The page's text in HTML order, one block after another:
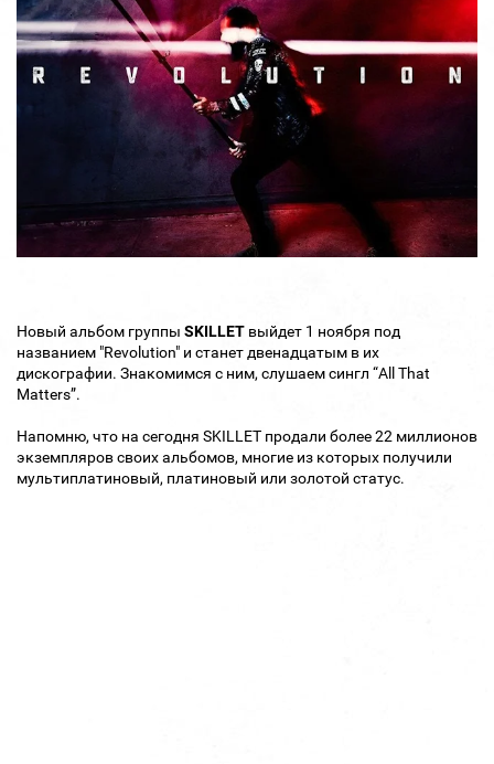
Новый альбом группы SKILLET выйдет 1 ноября под
названием "Revolution" и станет двенадцатым в их
дискографии. Знакомимся с ним, слушаем сингл “All That
Matters”.
Напомню, что на сегодня SKILLET продали более 22 миллионов
экземпляров своих альбомов, многие из которых получили
мультиплатиновый, платиновый или золотой статус.